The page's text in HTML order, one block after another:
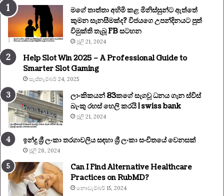
මගේ තාත්තා අහිමි කළ මිනිස්සුන්ට ඇත්තේ
කුමන සැනසීමක්ද? විජයගෙ උපන්දිනයට පුත්
විමුක්ති තැබූ FB සටහන
ජූලි 21, 2024
Help Slot Win 2025 – A Professional Guide to
Smarter Slot Gaming
සැප්තැම්බර් 24, 2025
ලාංකිකයන් 83කගේ සැගවූ ධනය ගැන ස්විස්
බැංකු රහස් හෙලි කරයි | swiss bank
ජූලි 21, 2024
ඉන්දු ශ්‍රී ලංකා තරගාවලිය සඳහා ශ්‍රී ලංකා සංචිතයේ වෙනසක්
ජූලි 28, 2024
Can I Find Alternative Healthcare
Practices on RubMD?
නොවැම්බර් 15, 2024